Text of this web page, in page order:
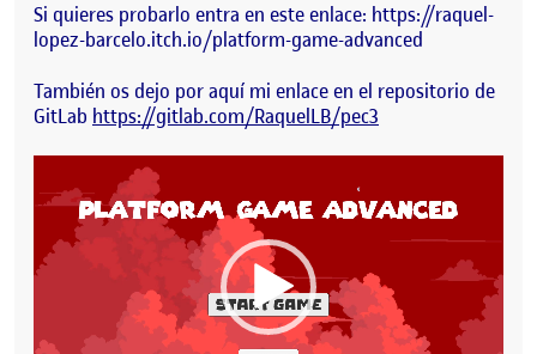
Si quieres probarlo entra en este enlace: https://raquel-
lopez-barcelo.itch.io/platform-game-advanced
También os dejo por aquí mi enlace en el repositorio de
GitLab https://gitlab.com/RaquelLB/pec3
Reproductor
de